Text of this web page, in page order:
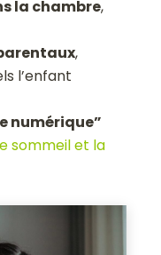
la chambre,
,
l’enfant
numérique”
sommeil et la